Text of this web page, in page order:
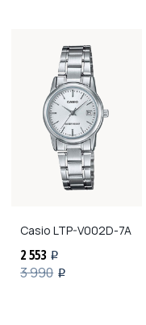
Casio LTP-V002D-7A
2 553 i
3 990 i